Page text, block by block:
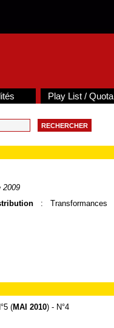
Play List / Quota
2009
: Transformances
(MAI 2010) - N°4